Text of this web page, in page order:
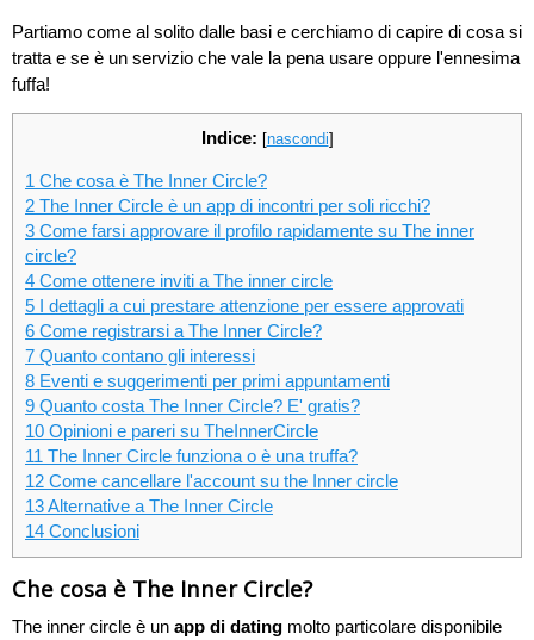
Partiamo come al solito dalle basi e cerchiamo di capire di cosa si
tratta e se è un servizio che vale la pena usare oppure l'ennesima
fuffa!
Indice: [nascondi]
1 Che cosa è The Inner Circle?
2 The Inner Circle è un app di incontri per soli ricchi?
3 Come farsi approvare il profilo rapidamente su The inner
circle?
4 Come ottenere inviti a The inner circle
5 I dettagli a cui prestare attenzione per essere approvati
6 Come registrarsi a The Inner Circle?
7 Quanto contano gli interessi
8 Eventi e suggerimenti per primi appuntamenti
9 Quanto costa The Inner Circle? E' gratis?
10 Opinioni e pareri su TheInnerCircle
11 The Inner Circle funziona o è una truffa?
12 Come cancellare l'account su the Inner circle
13Alternative a The Inner Circle
14 Conclusioni
Che cosa è The Inner Circle?
The inner circle è un app di dating molto particolare disponibile